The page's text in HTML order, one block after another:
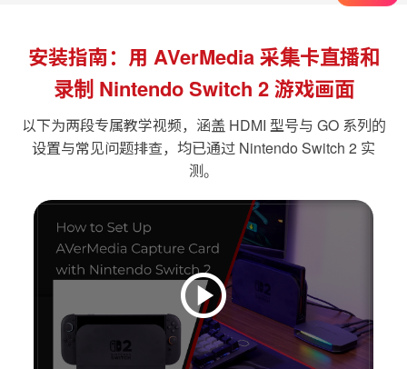
安装指南：用 AVerMedia 采集卡直播和
录制 Nintendo Switch 2游戏画面
以下为两段专属教学视频，涵盖 HDMI 型号与 GO 系列的
设置与常见问题排查，均已通过 Nintendo Switch 2 实
测。